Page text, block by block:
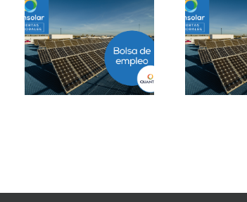
Solar Testing
Technician en Madrid